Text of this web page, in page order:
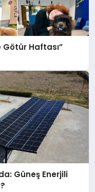
Götür Haftası”
Güneş Enerjili